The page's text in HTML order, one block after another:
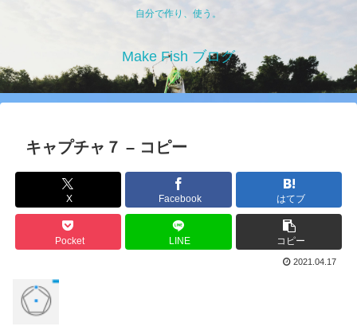
自分で作り、使う。
Make Fish ブログ
キャプチャ７ – コピー
X Facebook はてブ
Pocket LINE コピー
2021.04.17